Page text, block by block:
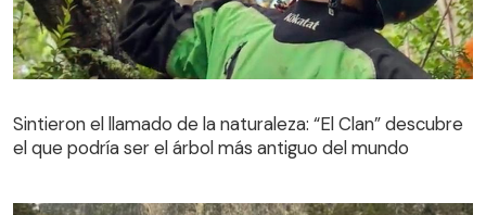
el que podría ser el árbol más antiguo del mundo
Sintieron el llamado de la naturaleza: “El Clan” descubre
el que podría ser el árbol más antiguo del mundo